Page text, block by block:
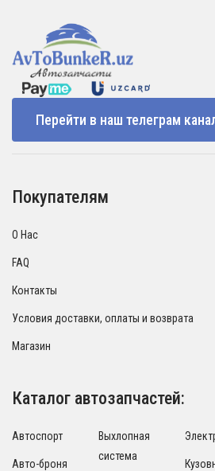
Перейти в наш телеграм
Покупателям
О Нас
FAQ
Контакты
Условия доставки, оплаты и возврата
Магазин
Каталог автозапчастей:
Автоспорт
Авто-броня
Выхлопная
система